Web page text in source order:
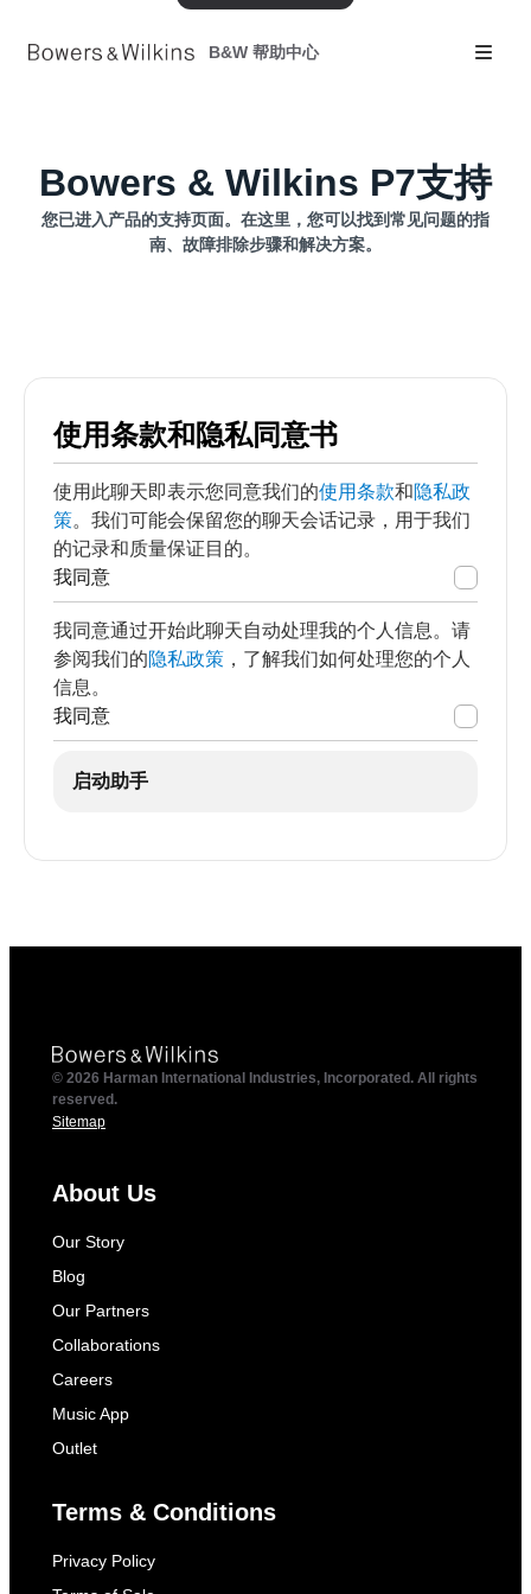
B&W 帮助中心
Bowers & Wilkins P7支持
您已进入产品的支持页面。在这里，您可以找到常见问题的指
南、故障排除步骤和解决方案。
使用条款和隐私同意书
使用此聊天即表示您同意我们的使用条款和隐私政
策。我们可能会保留您的聊天会话记录，用于我们
的记录和质量保证目的。
我同意
我同意通过开始此聊天自动处理我的个人信息。请
参阅我们的隐私政策 ，了解我们如何处理您的个人
信息。
我同意
启动助手
© 2026 Harman International Industries, Incorporated. All rights
reserved.
Sitemap
About Us
Our Story
Blog
Our Partners
Collaborations
Careers
Music App
Outlet
Terms & Conditions
Privacy Policy